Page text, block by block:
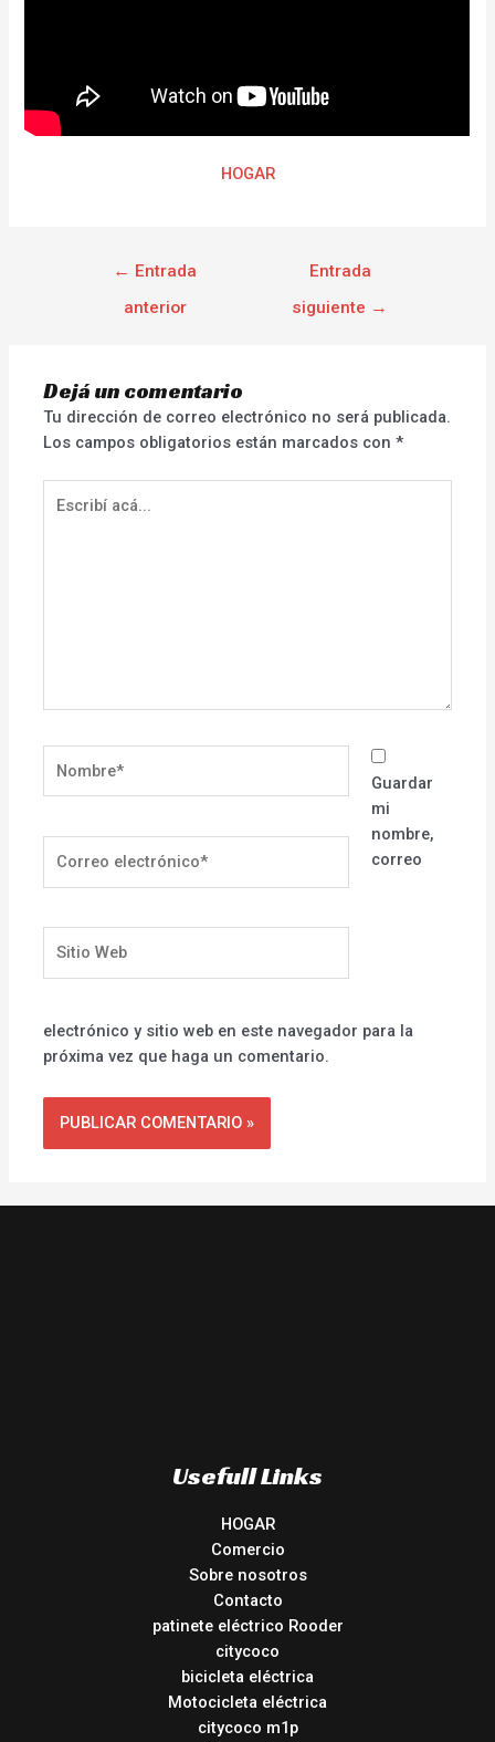
HOGAR
← Entrada
anterior
Entrada
siguiente →
Dejá un comentario
Tu dirección de correo electrónico no será publicada.
Los campos obligatorios están marcados con*
acá...
electrónico*
Web
Guardar
mi
nombre,
correo
electrónico y sitio web en este navegador para la
próxima vez que haga un comentario.
Usefull Links
HOGAR
Comercio
Sobre nosotros
Contacto
patinete eléctrico Rooder
citycoco
bicicleta eléctrica
Motocicleta eléctrica
citycoco m1p